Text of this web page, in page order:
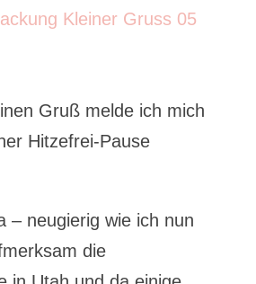
Gruß melde ich mich
Hitzefrei-Pause
– neugierig wie ich nun
die